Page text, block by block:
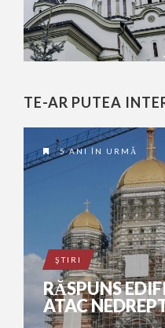
TE-AR PUTEA
5 ANI ÎN URMĂ
ŞTIRI
RĂSPUNS
ATAC